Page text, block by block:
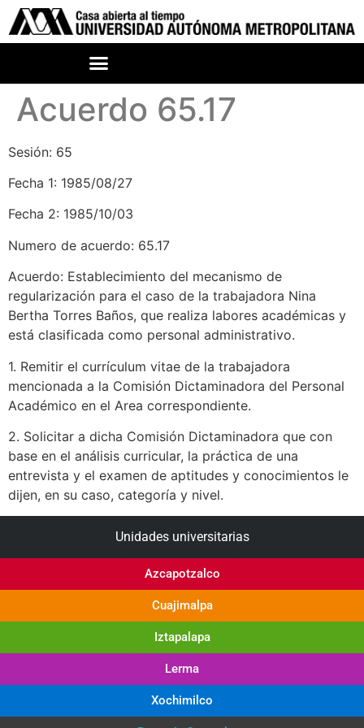
Acuerdo 65.17
Sesión: 65
Fecha 1: 1985/08/27
Fecha 2: 1985/10/03
Numero de acuerdo: 65.17
Acuerdo: Establecimiento del mecanismo de
regularización para el caso de la trabajadora Nina
Bertha Torres Baños, que realiza labores académicas y
está clasificada como personal administrativo.
1. Remitir el currículum vitae de la trabajadora
mencionada a la Comisión Dictaminadora del Personal
Académico en el Area correspondiente.
2. Solicitar a dicha Comisión Dictaminadora que con
base en el análisis curricular, la práctica de una
entrevista y el examen de aptitudes y conocimientos le
dijen, en su caso, categoría y nivel.
Unidades universitarias
Azcapotzalco
Cuajimalpa
Iztapalapa
Lerma
Xochimilco